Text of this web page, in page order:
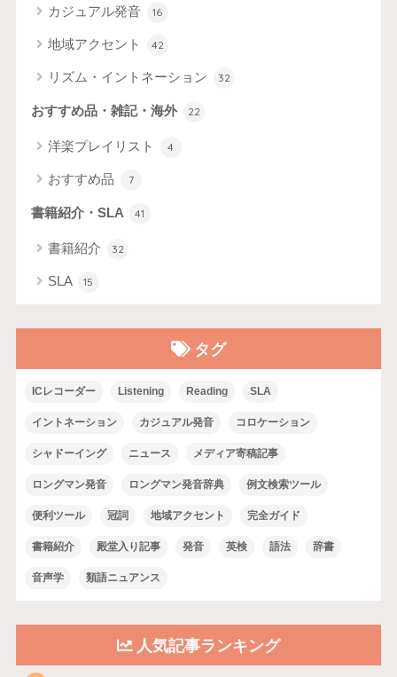
カジュアル発音 16
地域アクセント 42
リズム・イントネーション 32
おすすめ品・雑記・海外 22
洋楽プレイリスト 4
おすすめ品 7
書籍紹介・SLA 41
書籍紹介 32
SLA 15
タグ
ICレコーダー Listening Reading SLA
イントネーション カジュアル発音 コロケーション
シャドーイング ニュース メディア寄稿記事
ロングマン発音 ロングマン発音辞典 例文検索ツール
便利ツール 冠詞 地域アクセント 完全ガイド
書籍紹介 殿堂入り記事 発音 英検 語法 辞書
音声学 類語ニュアンス
人気記事ランキング